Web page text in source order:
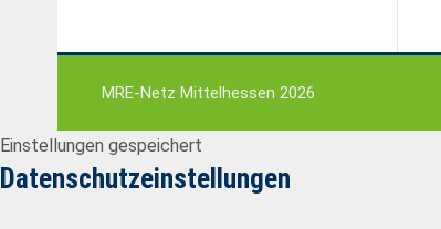
MRE-Netz Mittelhessen 2026
Einstellungen gespeichert
Datenschutzeinstellungen